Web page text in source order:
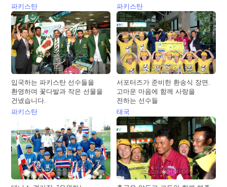
파키스탄
파키스탄
입국하는 파키스탄 선수들을
환영하며 꽃다발과 작은 선물을
건넸습니다.
파키스탄
서포터즈가 준비한 환송식 장면.
고마운 마음에 함께 사랑을
전하는 선수들
태국